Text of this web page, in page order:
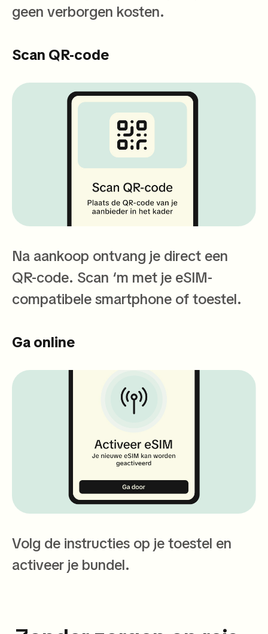
geen verborgen kosten.
Scan QR-code
Na aankoop ontvang je direct een
QR-code. Scan ‘m met je eSIM-
compatibele smartphone of toestel.
Ga online
Volg de instructies op je toestel en
activeer je bundel.